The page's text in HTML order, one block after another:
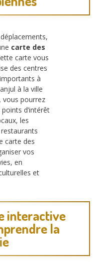
carte des
carte vous
des centres
à
à la ville
vous pourrez
d’intérêt
les
carte des
vos
en
et
interactive
la